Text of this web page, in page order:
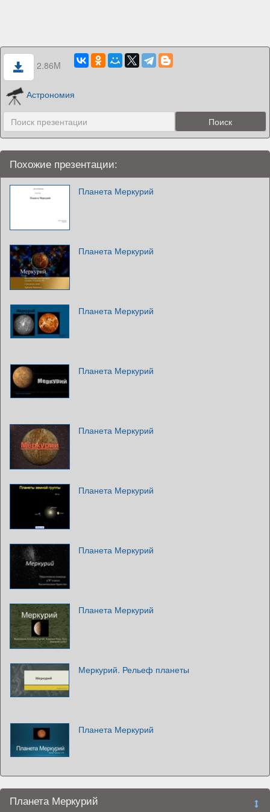
2.86M
Астрономия
Похожие презентации:
Планета Меркурий
Планета Меркурий
Планета Меркурий
Планета Меркурий
Планета Меркурий
Планета Меркурий
Планета Меркурий
Планета Меркурий
Меркурий. Рельеф планеты
Планета Меркурий
Планета Меркурий